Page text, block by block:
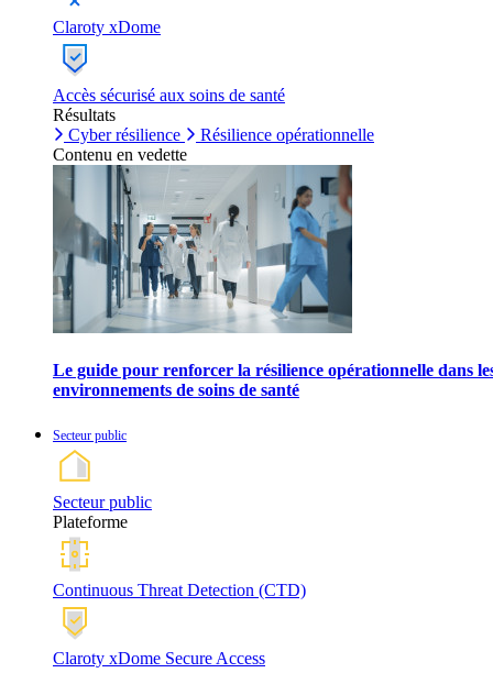
Claroty xDome
Accès sécurisé aux soins de santé
Résultats
Cyber résilience
Résilience opérationnelle
Contenu en vedette
Le guide pour renforcer la résilience opérationnelle dans
environnements de soins de santé
Secteur public
Secteur public
Plateforme
Continuous Threat Detection (CTD)
Claroty xDome Secure Access